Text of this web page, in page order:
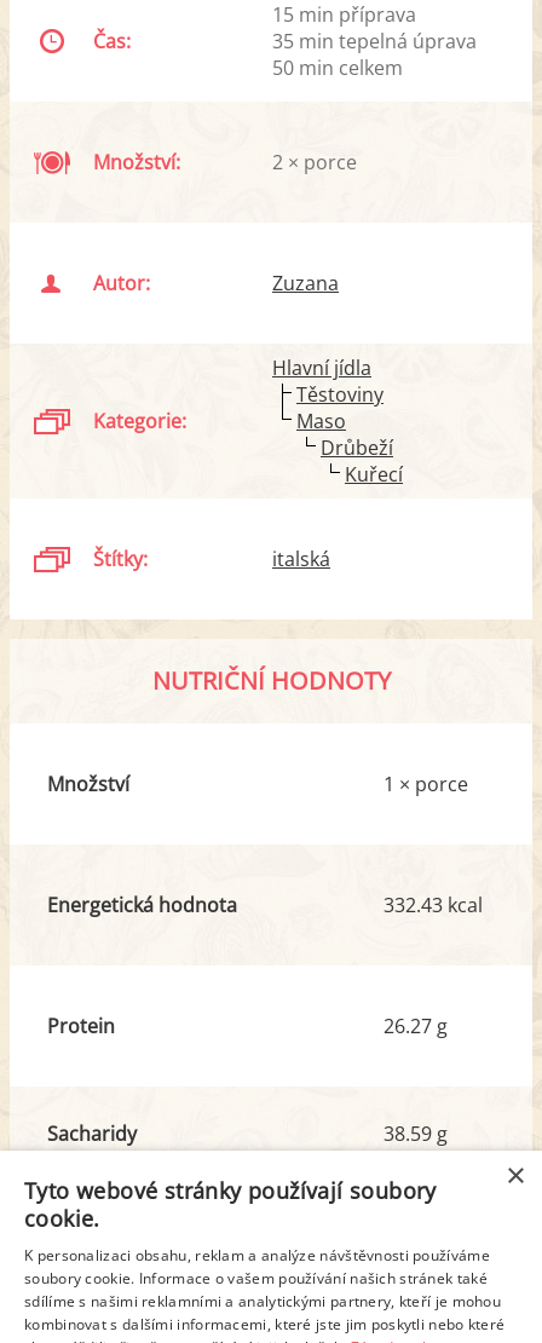
Čas:
15 min příprava
35 min tepelná úprava
50 min celkem
Množství: 2 × porce
Autor: Zuzana
Kategorie:
Hlavní jídla
Těstoviny
Maso
Drůbeží
Kuřecí
Štítky: italská
NUTRIČNÍ HODNOTY
Množství 1 × porce
Energetická hodnota 332.43 kcal
Protein 26.27 g
Sacharidy
38.59 g
Tuk
z toho nas. mastné kyseliny
6.37 g
1.64 g
×
Tyto webové stránky používají soubory
cookie.
K personalizaci obsahu, reklam a analýze návštěvnosti používáme
soubory cookie. Informace o vašem používání našich stránek také
sdílíme s našimi reklamními a analytickými partnery, kteří je mohou
kombinovat s dalšími informacemi, které jste jim poskytli nebo které